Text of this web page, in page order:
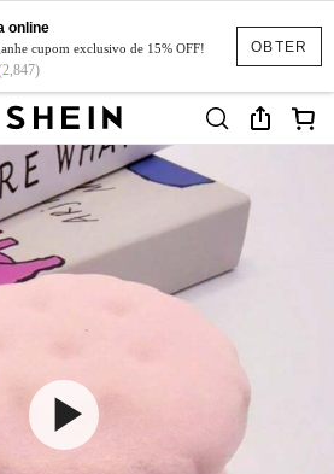
OBTER
online
cupom exclusivo de 15% OFF!